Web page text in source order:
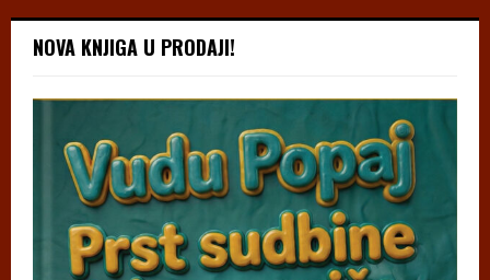
NOVA KNJIGA U PRODAJI!